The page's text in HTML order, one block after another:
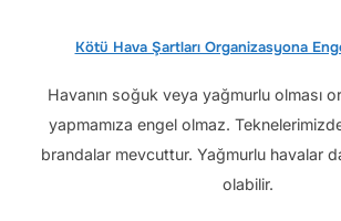
Kötü Hava Şartları Organizasyona
Havanın soğuk veya yağmurlu olması
yapmamıza engel olmaz. Teknelerimizde
brandalar mevcuttur. Yağmurlu havalar
olabilir.